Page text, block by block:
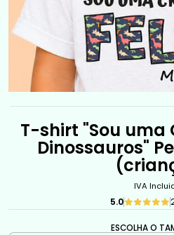
T-shirt "Sou uma
Dinossauros"
IVA
5.0
ESCOLHA O